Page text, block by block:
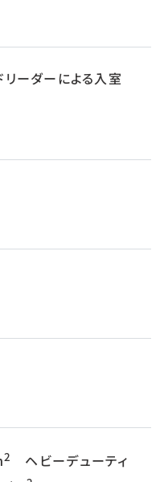
ーダーによる入室
2
ヘビーデューティ